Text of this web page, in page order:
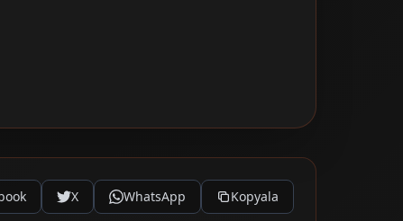
X WhatsApp Kopyala